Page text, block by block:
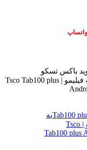
واتساپ
باکس تسکو
مدلTab100 plusبه همراه اشتراک 3 ماهه فیلیمو | Tsco Tab100 plus